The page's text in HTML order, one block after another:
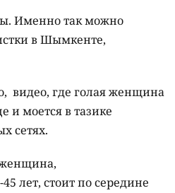
Именно так можно
в Шымкенте,
видео, где голая женщина
и моется в тазике
сетях.
лет, стоит по середине